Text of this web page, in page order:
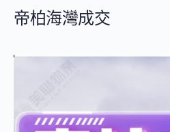
帝柏海灣成交